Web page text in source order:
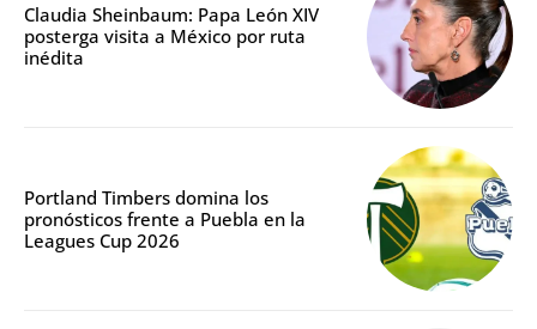
Claudia Sheinbaum: Papa León XIV
posterga visita a México por ruta
inédita
Portland Timbers domina los
pronósticos frente a Puebla en la
Leagues Cup 2026